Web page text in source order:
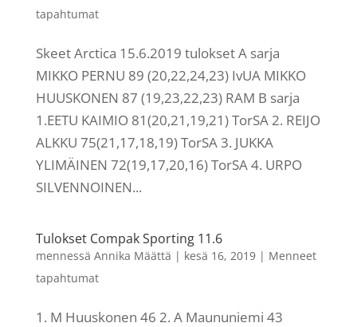
tapahtumat
Skeet Arctica 15.6.2019 tulokset A sarja
MIKKO PERNU 89 (20,22,24,23) IvUA MIKKO
HUUSKONEN 87 (19,23,22,23) RAM B sarja
1.EETU KAIMIO 81(20,21,19,21) TorSA 2. REIJO
ALKKU 75(21,17,18,19) TorSA 3. JUKKA
YLIMÄINEN 72(19,17,20,16) TorSA 4. URPO
SILVENNOINEN...
Tulokset Compak Sporting 11.6
mennessä Annika Määttä | kesä 16, 2019| Menneet
tapahtumat
1. M Huuskonen 46 2. A Maununiemi 43